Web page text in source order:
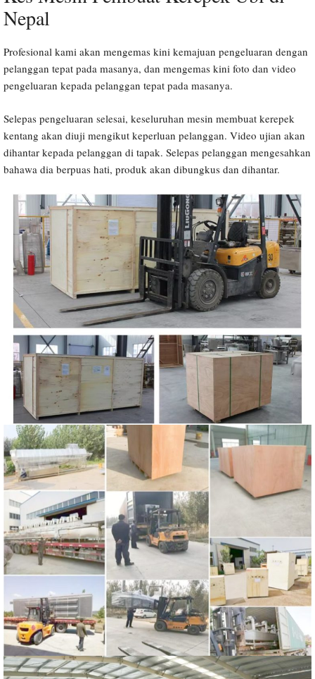
Nepal
Profesional kami akan mengemas kini kemajuan pengeluaran dengan
pelanggan tepat pada masanya, dan mengemas kini foto dan video
pengeluaran kepada pelanggan tepat pada masanya.
Selepas pengeluaran selesai, keseluruhan mesin membuat kerepek
kentang akan diuji mengikut keperluan pelanggan. Video ujian akan
dihantar kepada pelanggan di tapak. Selepas pelanggan mengesahkan
bahawa dia berpuas hati, produk akan dibungkus dan dihantar.